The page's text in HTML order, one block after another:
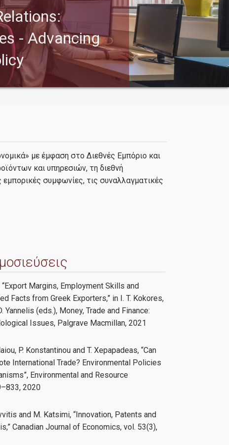
- Advancing
με έμφαση στο Διεθνές Εμπόριο και
και υπηρεσιών, τη διεθνή
συμφωνίες, τις συναλλαγματικές
Margins, Employment Skills and
Facts from Greek Exporters,” in I. T. Kokores,
Yannelis (eds.), Money, Trade and Finance:
Issues, Palgrave Macmillan, 2021
P. Konstantinou and T. Xepapadeas, “Can
International Trade? Environmental Policies
Environmental and Resource
2020
and M. Katsimi, “Innovation, Patents and
Canadian Journal of Economics, vol. 53(3),